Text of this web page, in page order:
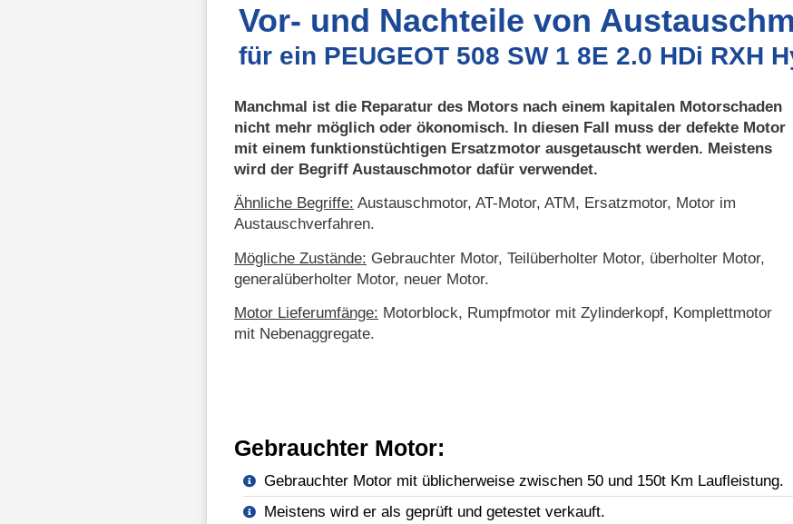
Vor- und Nachteile von
für ein PEUGEOT 508 SW 1 8E 2.0 HDi RXH
Manchmal ist die Reparatur des Motors nach einem kapitalen Motorschaden
nicht mehr möglich oder ökonomisch. In diesen Fall muss der defekte Motor
mit einem funktionstüchtigen Ersatzmotor ausgetauscht werden. Meistens
wird der Begriff Austauschmotor dafür verwendet.
Ähnliche Begriffe: Austauschmotor, AT-Motor, ATM, Ersatzmotor, Motor im
Austauschverfahren.
Mögliche Zustände: Gebrauchter Motor, Teilüberholter Motor, überholter Motor,
generalüberholter Motor, neuer Motor.
Motor Lieferumfänge: Motorblock, Rumpfmotor mit Zylinderkopf, Komplettmotor
mit Nebenaggregate.
Gebrauchter Motor:
Gebrauchter Motor mit üblicherweise zwischen 50 und 150t Km Laufleistung.
Meistens wird er als geprüft und getestet verkauft.